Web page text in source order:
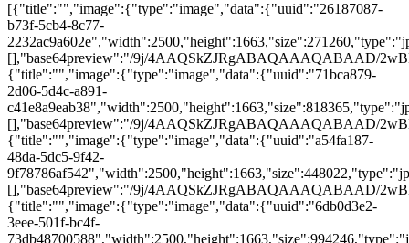
[{"title":"","image":{"type":"image","data":{"uuid":"26187087-
b73f-5cb4-8c77-
[],"base64preview":"/9j/4AAQSkZJRgABAQAAAQABAAD/
{"title":"","image":{"type":"image","data":{"uuid":"71bca879-
2d06-5d4c-a891-
[],"base64preview":"/9j/4AAQSkZJRgABAQAAAQABAAD/
{"title":"","image":{"type":"image","data":{"uuid":"a54fa187-
48da-5dc5-9f42-
[],"base64preview":"/9j/4AAQSkZJRgABAQAAAQABAAD/
{"title":"","image":{"type":"image","data":{"uuid":"6db0d3e2-
3eee-501f-bc4f-